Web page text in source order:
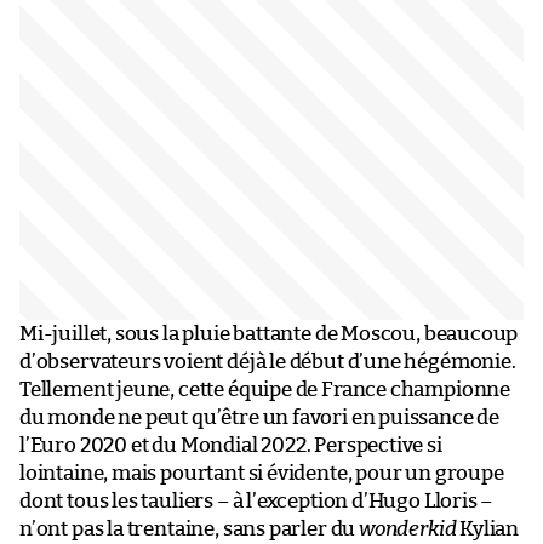
Mi-juillet, sous la pluie battante de Moscou, beaucoup
d’observateurs voient déjà le début d’une hégémonie.
Tellement jeune, cette équipe de France championne
du monde ne peut qu’être un favori en puissance de
l’Euro 2020 et du Mondial 2022. Perspective si
lointaine, mais pourtant si évidente, pour un groupe
dont tous les tauliers – à l’exception d’Hugo Lloris –
n’ont pas la trentaine, sans parler du wonderkidKylian